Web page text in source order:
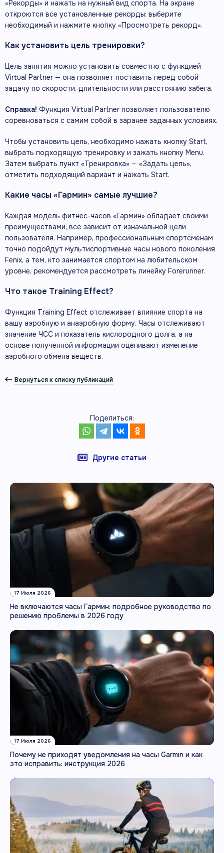
«Рекорды» и нажать на нужный вид спорта. На экране
откроются все установленные рекорды: выберите
необходимый и нажмите кнопку «Просмотреть рекорд».
Как установить цель тренировки?
Цель занятия можно установить совместно с функцией
Virtual Partner — она позволяет поставить перед собой
задачу по скорости, длительности или расстоянию забега.
Справка! Функция Virtual Partner позволяет пользователю
соревноваться с самим собой в заранее заданных условиях.
Чтобы установить цель, необходимо нажать кнопку Start,
выбрать подходящую тренировку и зажать кнопку Menu.
Затем выбрать пункт «Тренировка» — «Задать цель»,
отметить подходящий вариант и нажать Start.
Какие часы «Гармин» самые лучшие?
Каждая модель фитнес-часов «Гармин» обладает своими
преимуществами, всё зависит от изначальной цели
пользователя. Например, профессиональным спортсменам
точно подойдут мультиспортивные часы нового поколения
Fenix, а тем, кто занимается спортом на любительском
уровне, рекомендуется рассмотреть линейку Forerunner.
Что такое Training Effect?
Функция Training Effect отслеживает влияние спорта на
вашу аэробную и анаэробную форму. Часы отслеживают
значение ЧСС и показатель кислородного долга, а на
основе полученной информации оценивают изменение
аэробного обмена веществ.
Вернуться к списку публикаций
Поделиться:
Другие статьи
17 Июля 2026
Не включаются часы Гармин: подробное руководство по
решению проблемы в 2026 году
17 Июля 2026
Почему не приходят уведомления на часы Garmin и как
это исправить: инструкция 2026